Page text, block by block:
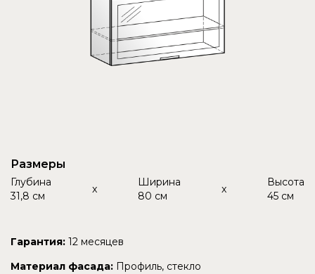
Размеры
Глубина
31,8 см
x
Ширина
80 см
x
Высота
45 см
Гарантия: 12 месяцев
Материал фасада: Профиль, стекло